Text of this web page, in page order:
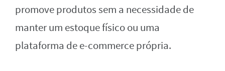
promove produtos sem a necessidade de
manter um estoque físico ou uma
plataforma de e-commerce própria.